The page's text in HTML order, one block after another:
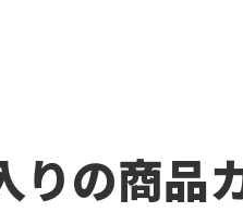
りの商品